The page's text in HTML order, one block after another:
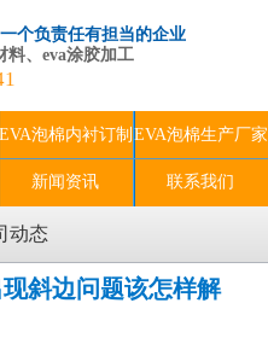
个负责任有担当的企业
料、eva涂胶加工
EVA泡棉内衬订制 EVA泡棉生产厂家
新闻资讯 联系我们
动态
斜边问题该怎样解